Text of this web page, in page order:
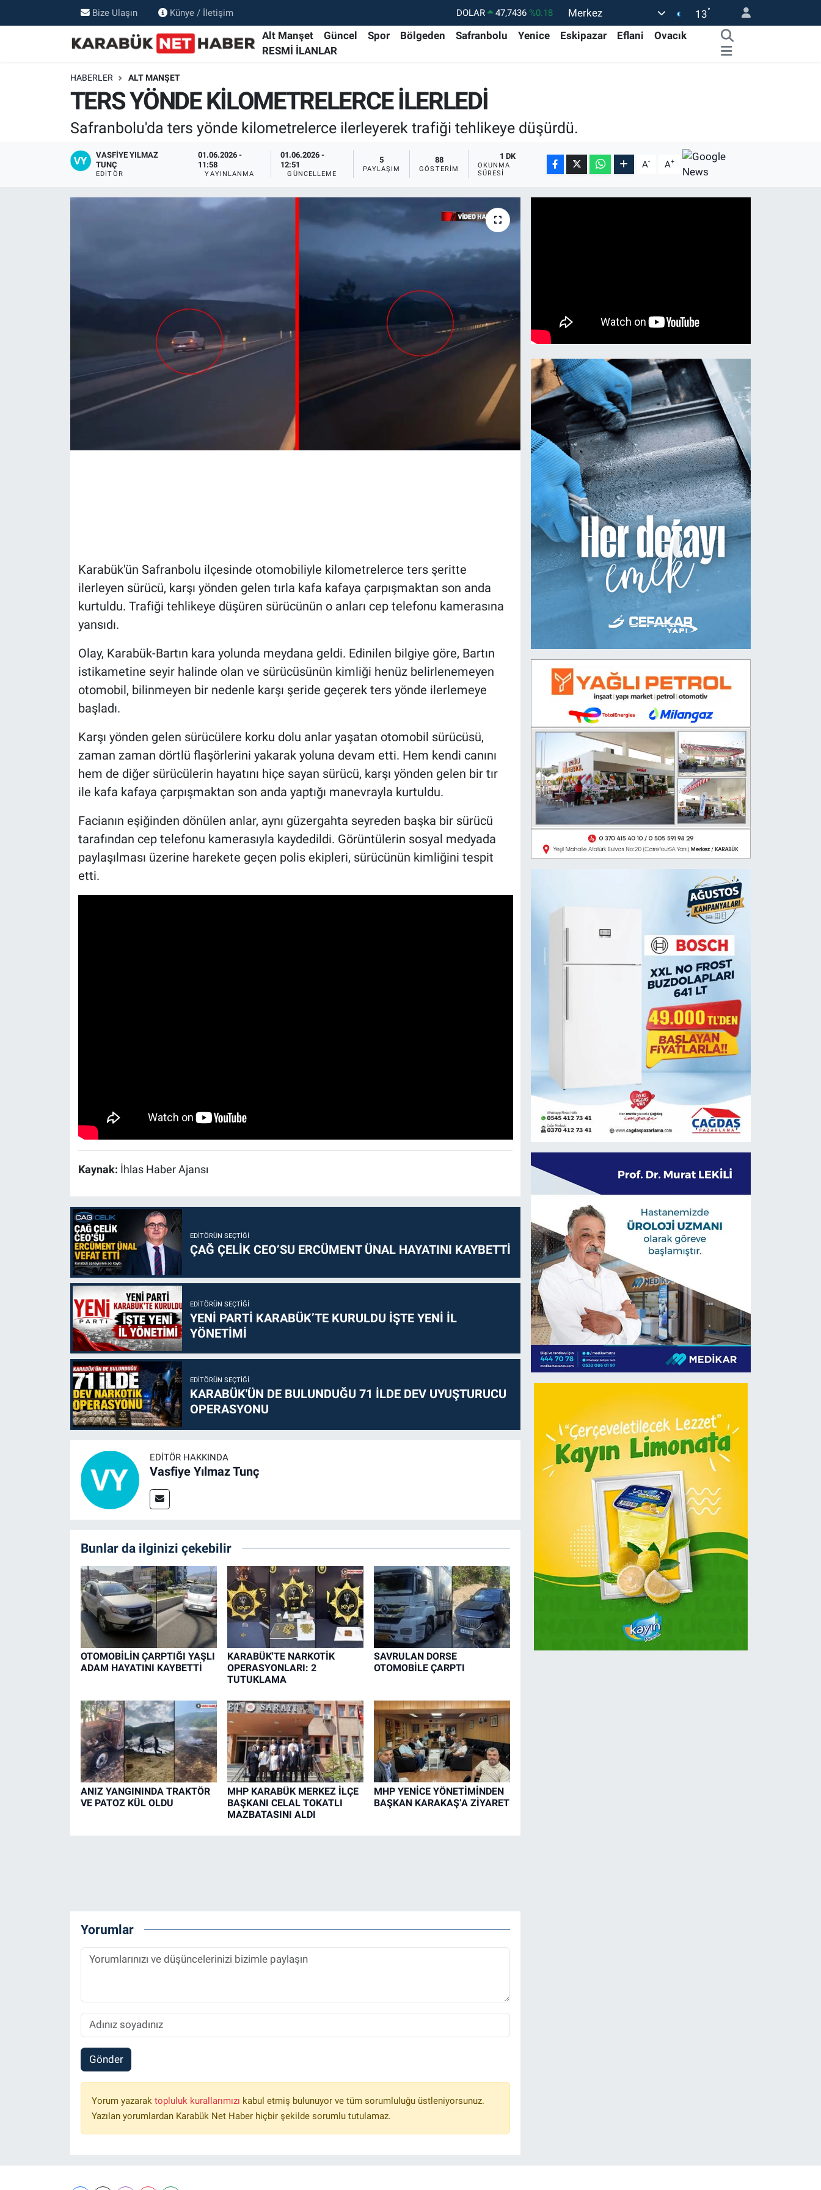
Bize Ulaşın Künye / İletişim DOLAR 47,7436 %0.18
EURO
55,2510 %0.32
BİST100
BITCOIN
64.960,21 %0.87
Merkez 13°
Alt Manşet Güncel Spor Bölgeden Safranbolu Yenice Eskipazar Eflani
Ovacık
RESMİ İLANLAR
HABERLER ALT MANŞET
TERS YÖNDE KİLOMETRELERCE İLERLEDİ
Safranbolu'da ters yönde kilometrelerce ilerleyerek trafiği tehlikeye düşürdü.
VASFIYE YILMAZ
TUNÇ
EDITÖR
01.06.2026 -
11:58
YAYINLANMA
01.06.2026 -
12:51
GÜNCELLEME
5
PAYLAŞIM
88
GÖSTERIM
1 DK
OKUNMA
SÜRESI
A- A+
Karabük'ün Safranbolu ilçesinde otomobiliyle kilometrelerce ters şeritte
ilerleyen sürücü, karşı yönden gelen tırla kafa kafaya çarpışmaktan son anda
kurtuldu. Trafiği tehlikeye düşüren sürücünün o anları cep telefonu kamerasına
yansıdı.
Olay, Karabük-Bartın kara yolunda meydana geldi. Edinilen bilgiye göre, Bartın
istikametine seyir halinde olan ve sürücüsünün kimliği henüz belirlenemeyen
otomobil, bilinmeyen bir nedenle karşı şeride geçerek ters yönde ilerlemeye
başladı.
Karşı yönden gelen sürücülere korku dolu anlar yaşatan otomobil sürücüsü,
zaman zaman dörtlü flaşörlerini yakarak yoluna devam etti. Hem kendi canını
hem de diğer sürücülerin hayatını hiçe sayan sürücü, karşı yönden gelen bir tır
ile kafa kafaya çarpışmaktan son anda yaptığı manevrayla kurtuldu.
Facianın eşiğinden dönülen anlar, aynı güzergahta seyreden başka bir sürücü
tarafından cep telefonu kamerasıyla kaydedildi. Görüntülerin sosyal medyada
paylaşılması üzerine harekete geçen polis ekipleri, sürücünün kimliğini tespit
etti.
Kaynak: İhlas Haber Ajansı
EDITÖRÜN SEÇTIĞI
ÇAĞ ÇELİK CEO’SU ERCÜMENT ÜNAL HAYATINI KAYBETTİ
EDITÖRÜN SEÇTIĞI
YENİ PARTİ KARABÜK’TE KURULDU İŞTE YENİ İL
YÖNETİMİ
EDITÖRÜN SEÇTIĞI
KARABÜK'ÜN DE BULUNDUĞU 71 İLDE DEV UYUŞTURUCU
OPERASYONU
EDITÖR HAKKINDA
Vasfiye Yılmaz Tunç
Bunlar da ilginizi çekebilir
OTOMOBİLİN ÇARPTIĞI YAŞLI
ADAM HAYATINI KAYBETTİ
KARABÜK'TE NARKOTİK
OPERASYONLARI: 2
TUTUKLAMA
SAVRULAN DORSE
OTOMOBİLE ÇARPTI
ANIZ YANGININDA TRAKTÖR
VE PATOZ KÜL OLDU
MHP KARABÜK MERKEZ İLÇE
BAŞKANI CELAL TOKATLI
MAZBATASINI ALDI
MHP YENİCE YÖNETİMİNDEN
BAŞKAN KARAKAŞ’A ZİYARET
Yorumlar
Gönder
Yorum yazarak topluluk kurallarımızı kabul etmiş bulunuyor ve tüm sorumluluğu üstleniyorsunuz.
Yazılan yorumlardan Karabük Net Haber hiçbir şekilde sorumlu tutulamaz.